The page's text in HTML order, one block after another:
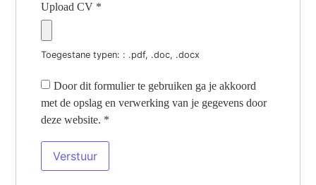
Upload CV *
Toegestane typen: : .pdf, .doc, .docx
Door dit formulier te gebruiken ga je akkoord
met de opslag en verwerking van je gegevens door
deze website. *